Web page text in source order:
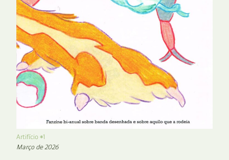
Artifício #1
Março de 2026